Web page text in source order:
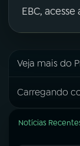
EBC,
Veja mais do
Carregando
Notícias